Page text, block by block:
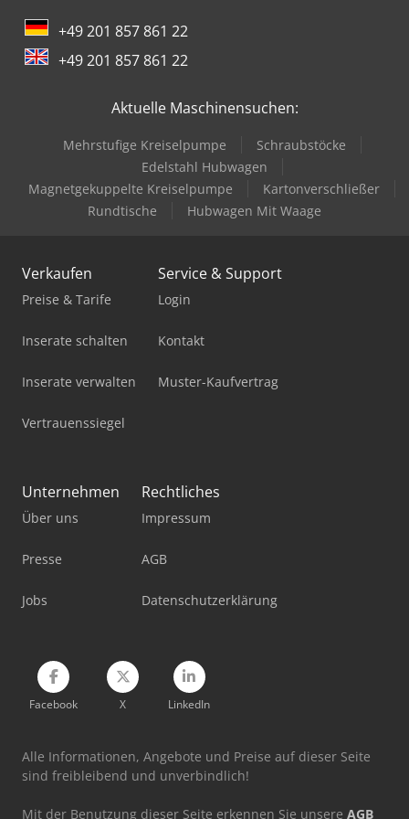
+49 201 857 861 22
+49 201 857 861 22
Aktuelle Maschinensuchen:
Mehrstufige Kreiselpumpe
Schraubstöcke
Edelstahl Hubwagen
Magnetgekuppelte Kreiselpumpe
Kartonverschließer
Rundtische
Hubwagen Mit Waage
Verkaufen
Preise & Tarife
Inserate schalten
Inserate verwalten
Vertrauenssiegel
Service & Support
Login
Kontakt
Muster-Kaufvertrag
Unternehmen
Über uns
Presse
Jobs
Rechtliches
Impressum
AGB
Datenschutzerklärung
Facebook X LinkedIn
Alle Informationen, Angebote und Preise auf dieser Seite
sind freibleibend und unverbindlich!
Mit der Benutzung dieser Seite erkennen Sie unsere AGB